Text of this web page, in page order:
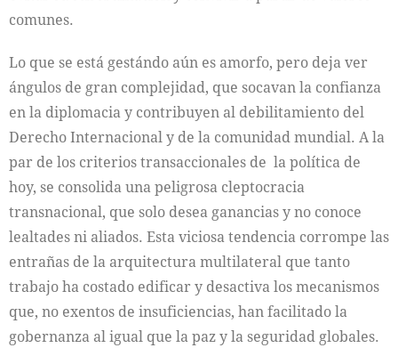
comunes.
Lo que se está gestándo aún es amorfo, pero deja ver
ángulos de gran complejidad, que socavan la confianza
en la diplomacia y contribuyen al debilitamiento del
Derecho Internacional y de la comunidad mundial. A la
par de los criterios transaccionales de la política de
hoy, se consolida una peligrosa cleptocracia
transnacional, que solo desea ganancias y no conoce
lealtades ni aliados. Esta viciosa tendencia corrompe las
entrañas de la arquitectura multilateral que tanto
trabajo ha costado edificar y desactiva los mecanismos
que, no exentos de insuficiencias, han facilitado la
gobernanza al igual que la paz y la seguridad globales.